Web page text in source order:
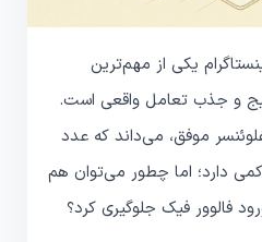
یکی از مهم‌ترین
و جذب تعامل واقعی است.
موفق، می‌داند که عدد
دارد؛ اما چطور می‌توان هم
فالوور فیک جلوگیری کرد؟